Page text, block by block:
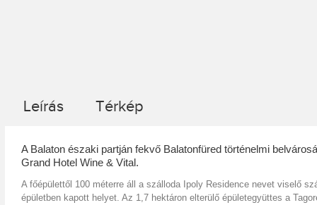
Leírás Térkép
A Balaton északi partján fekvő Balatonfüred történelmi
Grand Hotel Wine & Vital.
A főépülettől 100 méterre áll a szálloda Ipoly Residence nevet viselő
épületben kapott helyet. Az 1,7 hektáron elterülő épületegyüttes a